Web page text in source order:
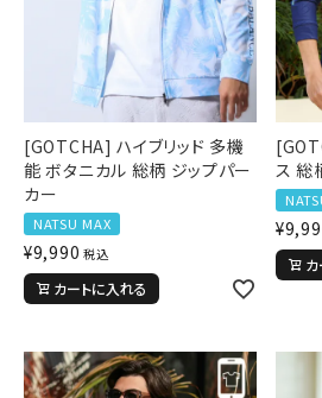
[GOTCHA] ハイブリッド 多機
能 ボタニカル 総柄 ジップパー
カー
NATSU MAX
¥9,990 税込
カートに入れる
ス 総
¥